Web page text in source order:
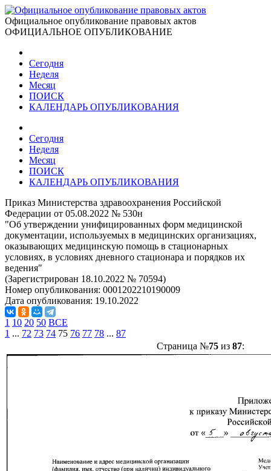
Официальное опубликование правовых актов
ОФИЦИАЛЬНОЕ ОПУБЛИКОВАНИЕ
Сегодня
Неделя
Месяц
ПОИСК
КАЛЕНДАРЬ ОПУБЛИКОВАНИЯ
Сегодня
Неделя
Месяц
ПОИСК
КАЛЕНДАРЬ ОПУБЛИКОВАНИЯ
Приказ Министерства здравоохранения Российской
Федерации от 05.08.2022 № 530н
"Об утверждении унифицированных форм медицинской
документации, используемых в медицинских организациях,
оказывающих медицинскую помощь в стационарных
условиях, в условиях дневного стационара и порядков их
ведения"
(Зарегистрирован 18.10.2022 № 70594)
Номер опубликования: 0001202210190009
Дата опубликования: 19.10.2022
1 10 20 50 ВСЕ
1 ... 72 73 74 75 76 77 78 ... 87
Страница №75из 87: